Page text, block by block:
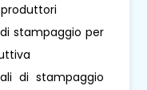
stampaggio per
di stampaggio